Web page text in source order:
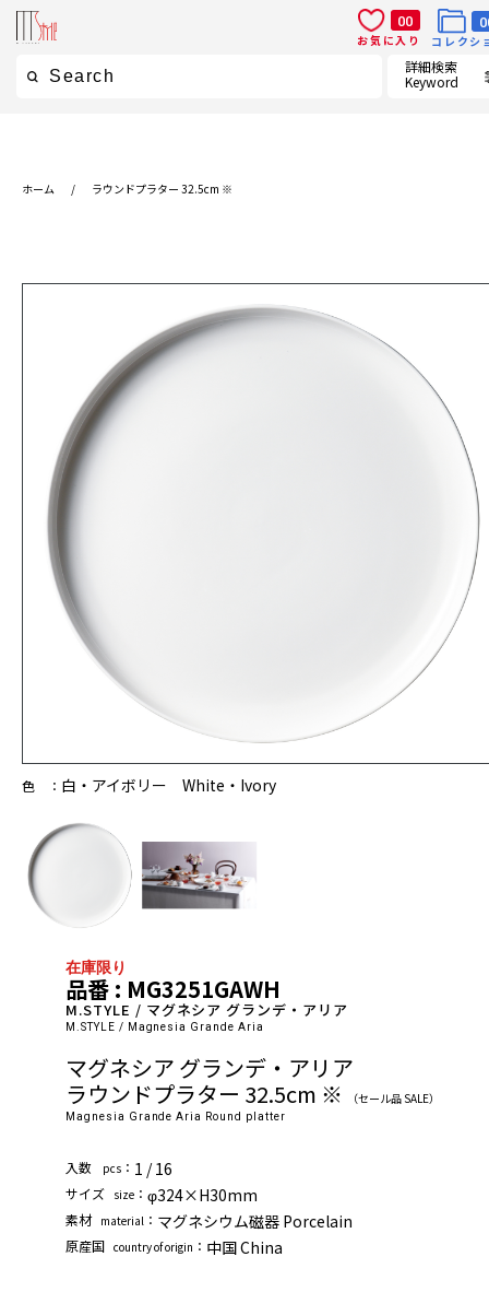
詳細検索
Keyword
00
お気に入り
コレクシ
ホーム / ラウンドプラター 32.5cm ※
色 ： 白・アイボリー White・Ivory
在庫限り
品番 : MG3251GAWH
M.STYLE / マグネシア グランデ・アリア
M.STYLE / Magnesia Grande Aria
マグネシア グランデ・アリア
ラウンドプラター 32.5cm ※
（セール品 SALE）
Magnesia Grande Aria Round platter
⼊数 pcs ： 1 / 16
サイズ size ： φ324×H30mm
素材 material ： マグネシウム磁器 Porcelain
原産国 country of origin ： 中国 China